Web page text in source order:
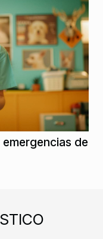
de